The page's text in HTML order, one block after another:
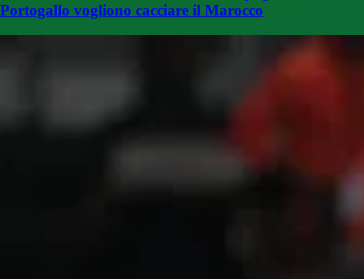
Portogallo vogliono cacciare il Marocco